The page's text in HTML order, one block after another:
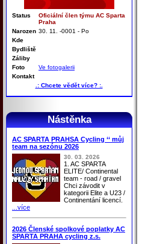
Status
Oficiální člen týmu AC Sparta
Praha
Narozen 30. 11. -0001 - Po
Kde
Bydliště
Záliby
Foto
Ve fotogalerii
Kontakt
.: Chcete vědět více? :.
Nástěnka
AC SPARTA PRAHSA Cycling ‘‘ můj
team na sezónu 2026
30. 03. 2026
1. AC SPARTA
ELITE/ Continental
team - road / gravel
Chci závodit v
kategorii Elite a U23 /
Continentání licencí.
...více
2026 Členské spolkové poplatky AC
SPARTA PRAHA cycling z.s.